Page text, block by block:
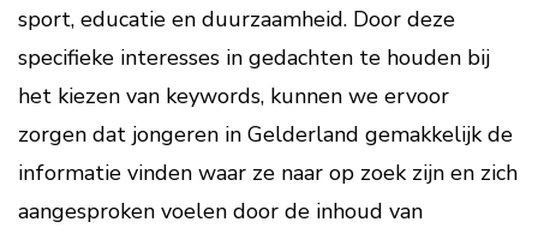
sport, educatie en duurzaamheid. Door deze
specifieke interesses in gedachten te houden bij
het kiezen van keywords, kunnen we ervoor
zorgen dat jongeren in Gelderland gemakkelijk de
informatie vinden waar ze naar op zoek zijn en zich
aangesproken voelen door de inhoud van